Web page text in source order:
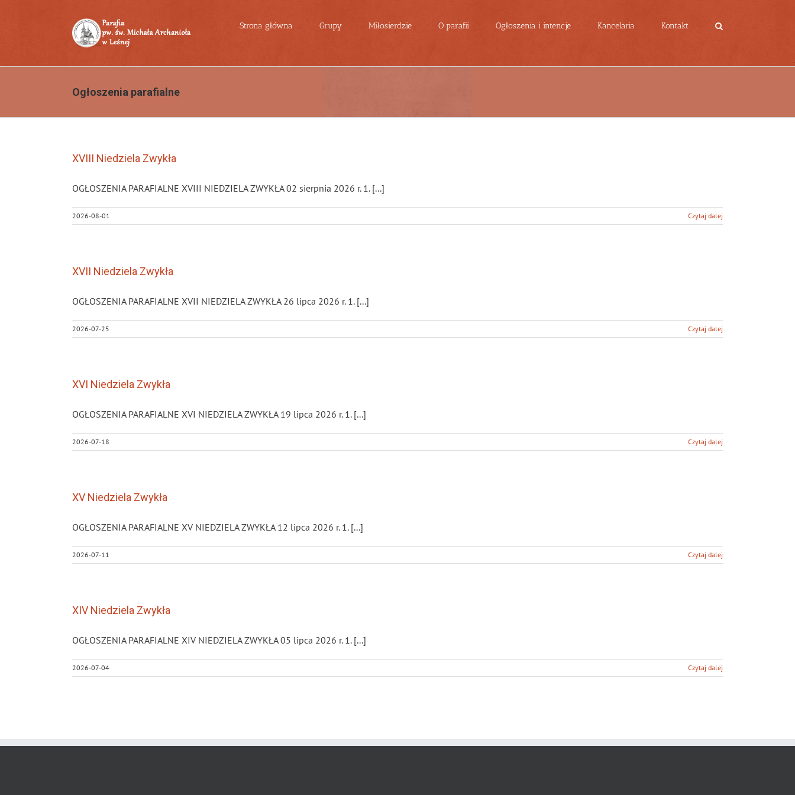
Strona główna Grupy Miłosierdzie O parafii Ogłoszenia i intencje Kancelaria Kontakt
Ogłoszenia parafialne
XVIII Niedziela Zwykła
OGŁOSZENIA PARAFIALNE XVIII NIEDZIELA ZWYKŁA 02 sierpnia 2026 r. 1. [...]
2026-08-01 Czytaj dalej
XVII Niedziela Zwykła
OGŁOSZENIA PARAFIALNE XVII NIEDZIELA ZWYKŁA 26 lipca 2026 r. 1. [...]
2026-07-25 Czytaj dalej
XVI Niedziela Zwykła
OGŁOSZENIA PARAFIALNE XVI NIEDZIELA ZWYKŁA 19 lipca 2026 r. 1. [...]
2026-07-18 Czytaj dalej
XV Niedziela Zwykła
OGŁOSZENIA PARAFIALNE XV NIEDZIELA ZWYKŁA 12 lipca 2026 r. 1. [...]
2026-07-11 Czytaj dalej
XIV Niedziela Zwykła
OGŁOSZENIA PARAFIALNE XIV NIEDZIELA ZWYKŁA 05 lipca 2026 r. 1. [...]
2026-07-04 Czytaj dalej